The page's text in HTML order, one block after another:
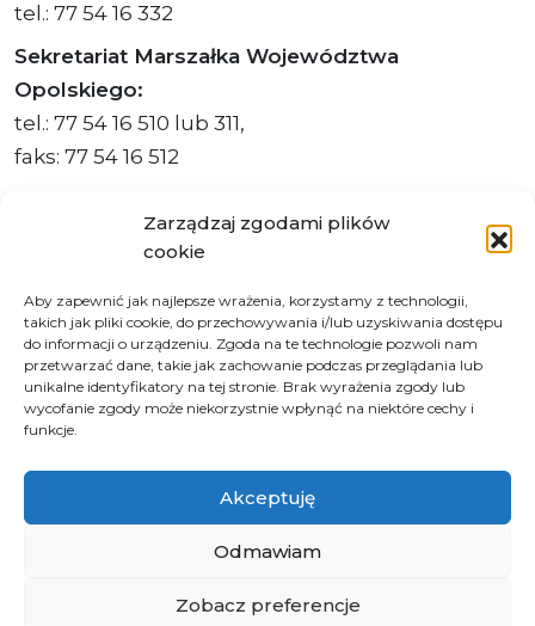
Zarządzaj zgodami plików
cookie
Aby zapewnić jak najlepsze wrażenia, korzystamy z technologii,
takich jak pliki cookie, do przechowywania i/lub uzyskiwania dostępu
do informacji o urządzeniu. Zgoda na te technologie pozwoli nam
przetwarzać dane, takie jak zachowanie podczas przeglądania lub
unikalne identyfikatory na tej stronie. Brak wyrażenia zgody lub
wycofanie zgody może niekorzystnie wpłynąć na niektóre cechy i
funkcje.
Akceptuję
Odmawiam
Zobacz preferencje
tel.: 77 54 16 332
Sekretariat Marszałka Województwa
Opolskiego:
tel.: 77 54 16 510 lub 311,
faks: 77 54 16 512
Adres do e-Doręczeń
Urzędu: AE:PL-66703-73759-IGTUV-14
Polityka prywatności
Klauzula informacyjna RODO
© 2026 Samorząd Województwa Opolskiego